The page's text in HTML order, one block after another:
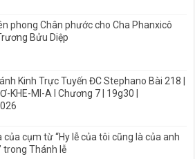
phong Chân phước cho Cha Phanxicô
Bửu Diệp
Kinh Trực Tuyến ĐC Stephano Bài 218 |
KHE-MI-A I Chương 7 | 19g30 |
của cụm từ “Hy lễ của tôi cũng là của anh
trong Thánh lễ